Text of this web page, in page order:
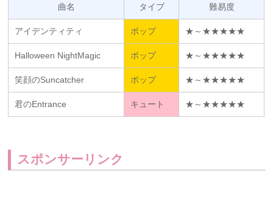
曲名 タイプ 難易度
アイデンティティ ポップ ★～★★★★★
Halloween NightMagic ポップ ★～★★★★★
笑顔のSuncatcher ポップ ★～★★★★★
君のEntrance キュート ★～★★★★★
スポンサーリンク